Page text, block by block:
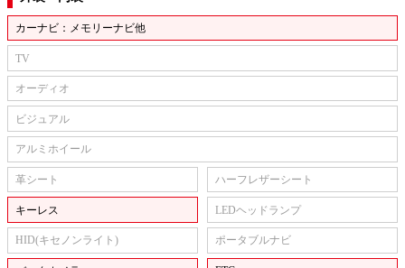
カーナビ：メモリーナビ他
TV
オーディオ
ビジュアル
アルミホイール
革シート ハーフレザーシート
キーレス LEDヘッドランプ
HID(キセノンライト) ポータブルナビ